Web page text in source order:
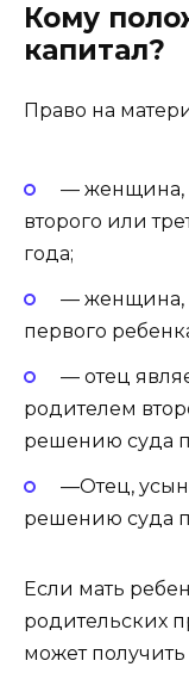
Кому
капитал?
Право на
— женщина,
второго или
года;
— женщина,
первого
— отец
родителем
решению суда
—Отец,
решению суда
Если мать
родительских
может